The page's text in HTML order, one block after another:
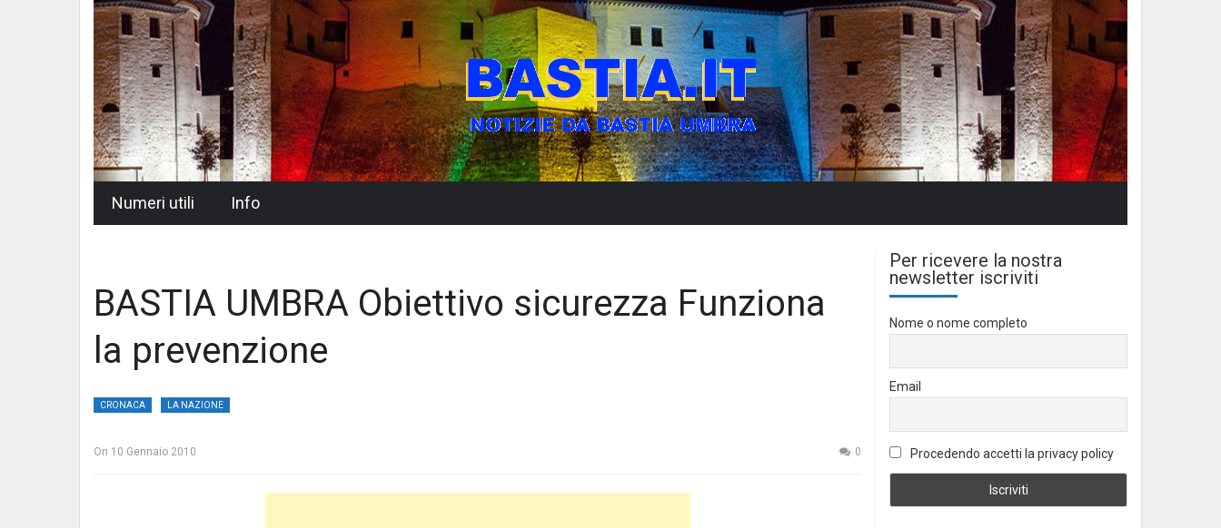
Numeri utili Info
BASTIA UMBRA Obiettivo sicurezza Funziona
la prevenzione
CRONACA LA NAZIONE
On 10 Gennaio 2010 0
Per ricevere la nostra
newsletter iscriviti
Nome o nome completo
Email
Procedendo accetti la privacy policy